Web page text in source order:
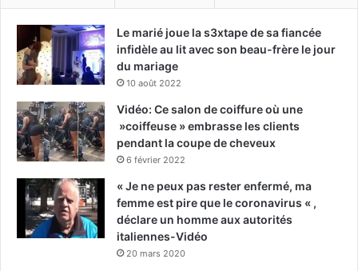
Le marié joue la s3xtape de sa fiancée
infidèle au lit avec son beau-frère le jour
du mariage
10 août 2022
Vidéo: Ce salon de coiffure où une
»coiffeuse » embrasse les clients
pendant la coupe de cheveux
6 février 2022
« Je ne peux pas rester enfermé, ma
femme est pire que le coronavirus « ,
déclare un homme aux autorités
italiennes-Vidéo
20 mars 2020